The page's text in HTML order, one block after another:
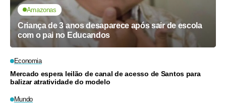
Amazonas
Criança de 3 anos desaparece após sair de escola
com o pai no Educandos
Economia
Mercado espera leilão de canal de acesso de Santos para
balizar atratividade do modelo
Mundo